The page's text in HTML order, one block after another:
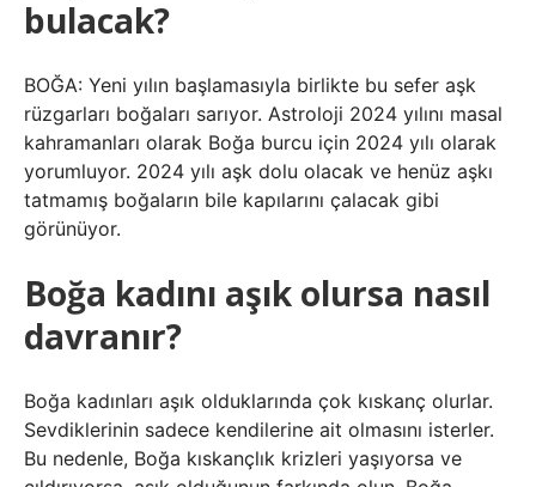
bulacak?
BOĞA: Yeni yılın başlamasıyla birlikte bu sefer aşk
rüzgarları boğaları sarıyor. Astroloji 2024 yılını masal
kahramanları olarak Boğa burcu için 2024 yılı olarak
yorumluyor. 2024 yılı aşk dolu olacak ve henüz aşkı
tatmamış boğaların bile kapılarını çalacak gibi
görünüyor.
Boğa kadını aşık olursa nasıl
davranır?
Boğa kadınları aşık olduklarında çok kıskanç olurlar.
Sevdiklerinin sadece kendilerine ait olmasını isterler.
Bu nedenle, Boğa kıskançlık krizleri yaşıyorsa ve